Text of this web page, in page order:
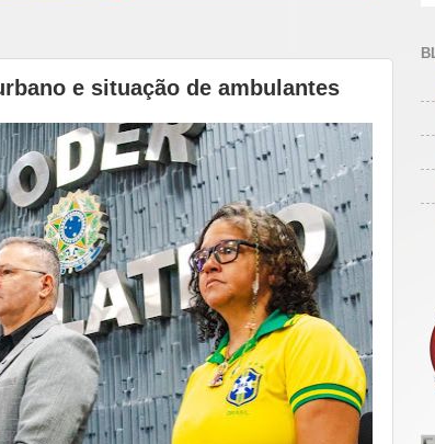
e situação de ambulantes